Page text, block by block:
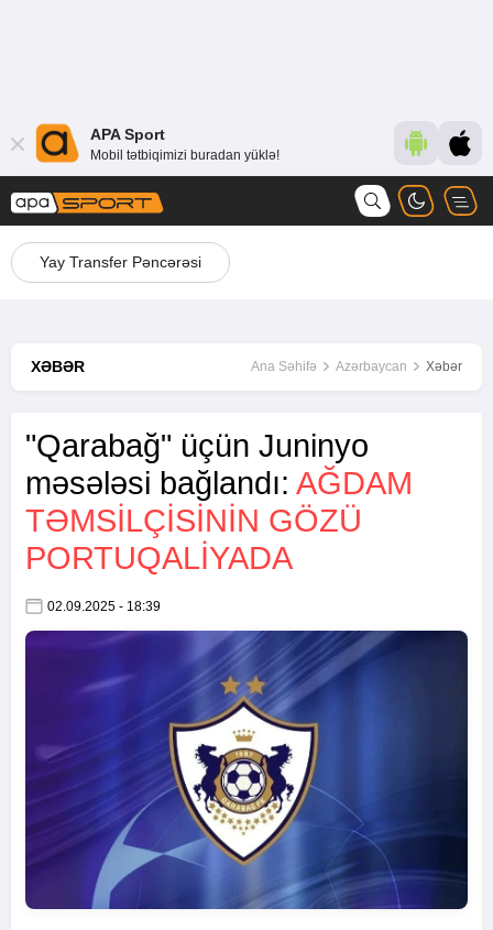
APA Sport
Mobil tətbiqimizi buradan yüklə!
Yay Transfer Pəncərəsi
XƏBƏR Ana Səhifə Azərbaycan Xəbər
"Qarabağ" üçün Juninyo
məsələsi bağlandı: AĞDAM
TƏMSİLÇİSİNİN GÖZÜ
PORTUQALİYADA
02.09.2025 - 18:39